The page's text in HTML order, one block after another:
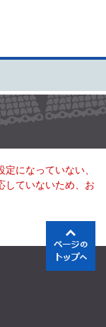
になっていない、
していないため、お